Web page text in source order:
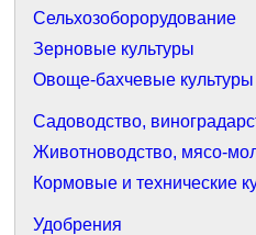
Сельхозоборорудование
Зерновые культуры
Овоще-бахчевые культуры
Садоводство,
Животноводство, мясо-
Кормовые и технические
Удобрения